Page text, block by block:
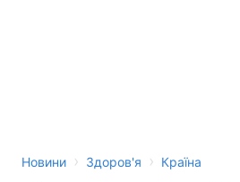
Новини › Здоров'я › Країна